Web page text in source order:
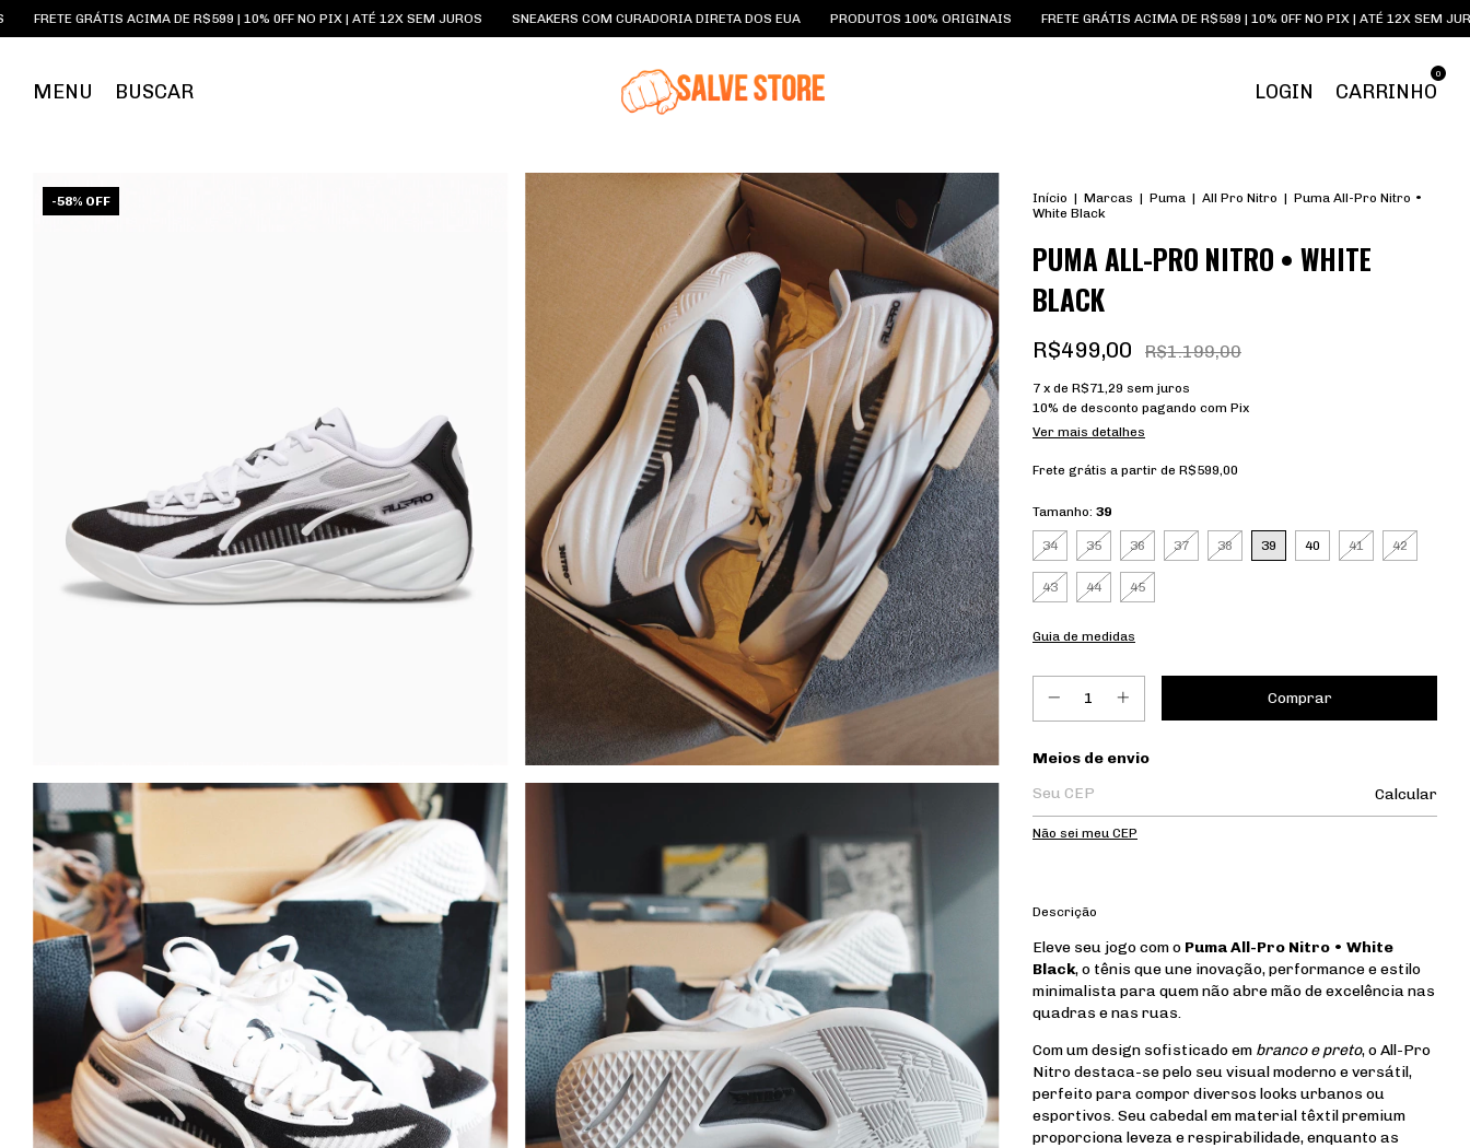
ACIMA DE R$599 | 10% 0FF NO PIX | ATÉ 12X SEM JUROS SNEAKERS COM CURADORIA DIRETA DOS EUA PRODUTOS 100% ORIGINAIS FRETE GRÁTIS ACIMA DE R$599 | 10% 0FF NO PIX | ATÉ 12X SEM JUROS
MENU BUSCAR LOGIN CARRINHO
0
-58% OFF Início | Marcas | Puma | All Pro Nitro | Puma All-Pro Nitro •
White Black
PUMA ALL-PRO NITRO • WHITE
BLACK
R$499,00 R$1.199,00
7 x de R$71,29 sem juros
10% de desconto pagando com Pix
Ver mais detalhes
Frete grátis a partir de R$599,00
Tamanho: 39
34 35 36 37 38 39 40 41 42
43 44 45
Guia de medidas
Entregas para o CEP:
Meios de envio
Calcular
Não sei meu CEP
Descrição
Eleve seu jogo com o Puma All-Pro Nitro • White
Black, o tênis que une inovação, performance e estilo
minimalista para quem não abre mão de excelência nas
quadras e nas ruas.
Com um design sofisticado em branco e preto, o All-Pro
Nitro destaca-se pelo seu visual moderno e versátil,
perfeito para compor diversos looks urbanos ou
esportivos. Seu cabedal em material têxtil premium
proporciona leveza e respirabilidade, enquanto as